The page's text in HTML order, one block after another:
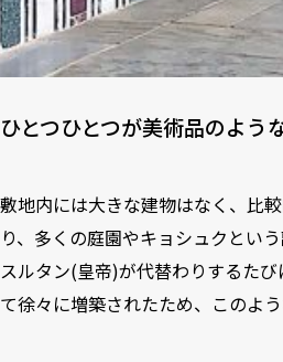
ひとつひとつが美術品のよう
敷地内には大きな建物はなく、比
り、多くの庭園やキョシュクとい
スルタン(皇帝)が代替わりするた
て徐々に増築されたため、このよう